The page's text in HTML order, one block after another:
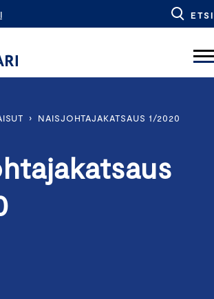
ETSI
› NAISJOHTAJAKATSAUS 1/2020